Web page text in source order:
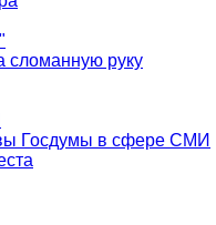
сломанную руку
Госдумы в сфере СМИ